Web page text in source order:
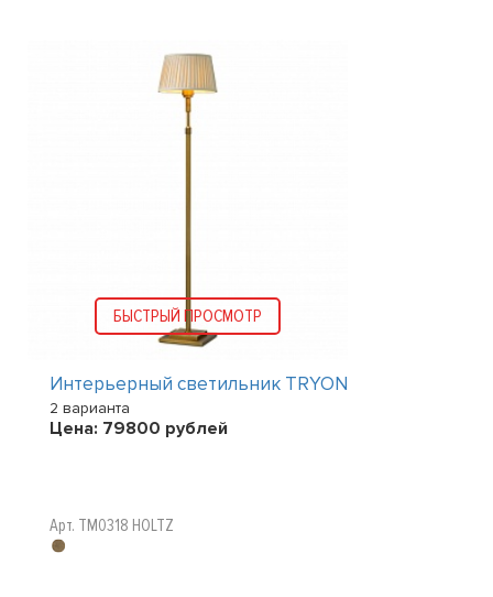
БЫСТРЫЙ ПРОСМОТР
Интерьерный светильник TRYON
2 варианта
Цена: 79800 рублей
Арт. TM0318 HOLTZ